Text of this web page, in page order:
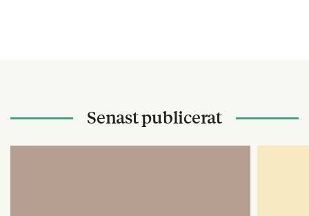
Senast publicerat